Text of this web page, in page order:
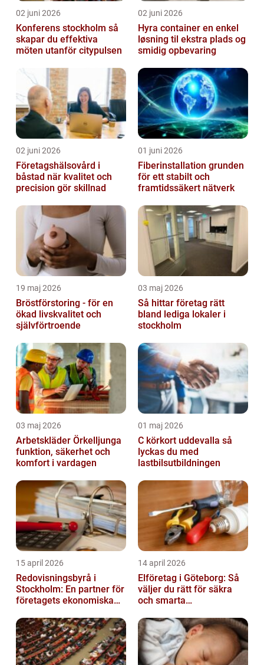
02 juni 2026
Konferens stockholm så
skapar du effektiva
möten utanför citypulsen
02 juni 2026
Hyra container en enkel
løsning til ekstra plads og
smidig opbevaring
02 juni 2026
Företagshälsovård i
båstad när kvalitet och
precision gör skillnad
01 juni 2026
Fiberinstallation grunden
för ett stabilt och
framtidssäkert nätverk
19 maj 2026
Bröstförstoring - för en
ökad livskvalitet och
självförtroende
03 maj 2026
Så hittar företag rätt
bland lediga lokaler i
stockholm
03 maj 2026
Arbetskläder Örkelljunga
funktion, säkerhet och
komfort i vardagen
01 maj 2026
C körkort uddevalla så
lyckas du med
lastbilsutbildningen
15 april 2026
Redovisningsbyrå i
Stockholm: En partner för
företagets ekonomiska
14 april 2026
Elföretag i Göteborg: Så
väljer du rätt för säkra
och smarta